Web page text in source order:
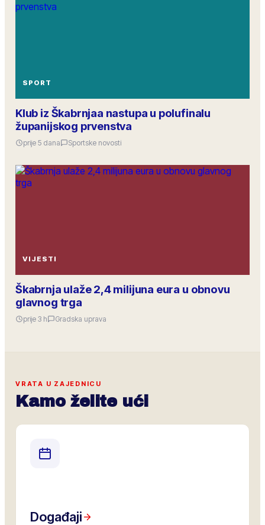
SPORT
Klub iz Škabrnjaa nastupa u polufinalu
županijskog prvenstva
prije 5 dana Sportske novosti
VIJESTI
Škabrnja ulaže 2,4 milijuna eura u obnovu
glavnog trga
prije 3 h Gradska uprava
VRATA U ZAJEDNICU
Kamo želite ući
Događaji